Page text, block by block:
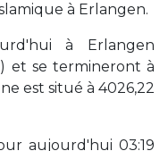
à Erlangen.
à Erlangen
et se termineront à
est situé à 4026,22
aujourd'hui 03:19